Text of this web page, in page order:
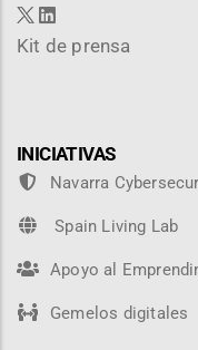
Kit de prensa
INICIATIVAS
Navarra
Spain Living Lab
Apoyo al
Gemelos digitales